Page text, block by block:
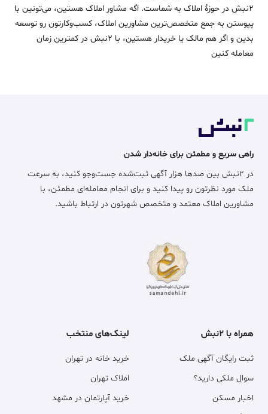
2نبش در حوزۀ املاک به شماست. اگه مشاور املاک هستین، می‌تونین با
پیوستن به جمع متخصص‌ترین مشاورین املاک، کسب‌وکارتون رو توسعه
بدین و اگر هم مالک یا خریدار هستین، با 2نبش در کمترین زمان
معامله‌ کنین
راهی سریع و مطمئن برای خانه‌دار شدن
در ۲نبش بین صدها هزار آگهی ثبت‌شده جست‌وجو کنید، به سرعت
ملک مورد نظرتون رو پیدا کنید و برای انجام معامله‌ای مطمئن، با
مشاورین املاک معتمد و متخصص شهرتون در ارتباط باشید.
همراه با ۲نبش
ثبت رایگان آگهی ملک
سوال ملکی دارید؟
اخبار مسکن
لینک‌های منتخب
خرید خانه در تهران
املاک تهران
خرید آپارتمان در مشهد